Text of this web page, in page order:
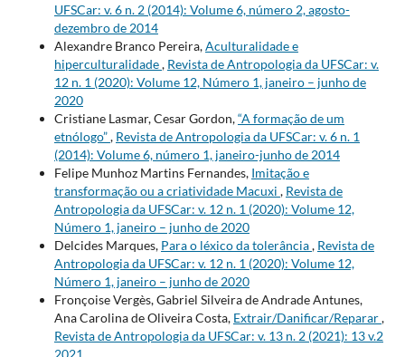
UFSCar: v. 6 n. 2 (2014): Volume 6, número 2, agosto-
dezembro de 2014
Alexandre Branco Pereira,Aculturalidade e
hiperculturalidade, Revista de Antropologia da UFSCar: v.
12 n. 1 (2020): Volume 12, Número 1, janeiro – junho de
2020
Cristiane Lasmar, Cesar Gordon,“A formação de um
etnólogo”, Revista de Antropologia da UFSCar: v. 6 n. 1
(2014): Volume 6, número 1, janeiro-junho de 2014
Felipe Munhoz Martins Fernandes, Imitação e
transformação ou a criatividade Macuxi , Revista de
Antropologia da UFSCar: v. 12 n. 1 (2020): Volume 12,
Número 1, janeiro – junho de 2020
Delcides Marques, Para o léxico da tolerância, Revista de
Antropologia da UFSCar: v. 12 n. 1 (2020): Volume 12,
Número 1, janeiro – junho de 2020
Fronçoise Vergès, Gabriel Silveira de Andrade Antunes,
Ana Carolina de Oliveira Costa, Extrair/Danificar/Reparar,
Revista de Antropologia da UFSCar: v. 13 n. 2 (2021): 13 v.2
2021